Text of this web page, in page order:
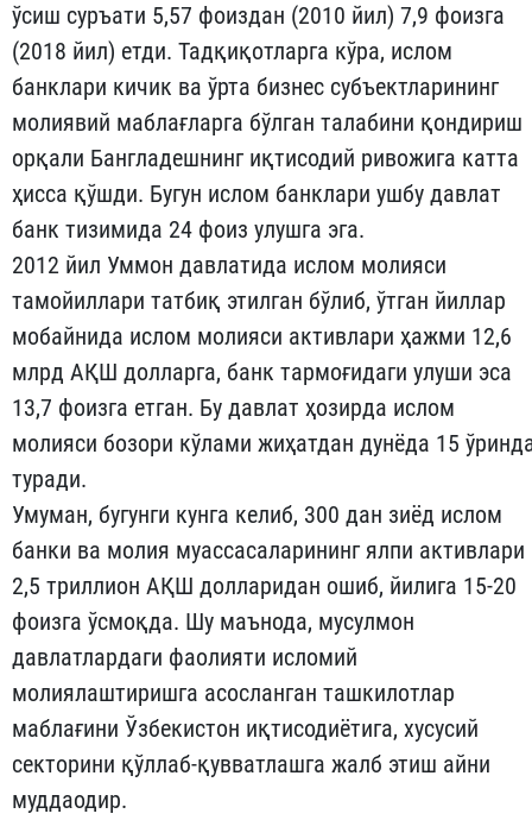
ўсиш суръати 5,57 фоиздан (2010 йил) 7,9 фоизга
(2018 йил) етди. Тадқиқотларга кўра, ислом
банклари кичик ва ўрта бизнес субъектларининг
молиявий маблағларга бўлган талабини қондириш
орқали Бангладешнинг иқтисодий ривожига катта
ҳисса қўшди. Бугун ислом банклари ушбу давлат
банк тизимида 24 фоиз улушга эга.
2012 йил Уммон давлатида ислом молияси
тамойиллари татбиқ этилган бўлиб, ўтган йиллар
мобайнида ислом молияси активлари ҳажми 12,6
млрд АҚШ долларга, банк тармоғидаги улуши эса
13,7 фоизга етган. Бу давлат ҳозирда ислом
молияси бозори кўлами жиҳатдан дунёда 15
туради.
Умуман, бугунги кунга келиб, 300 дан зиёд ислом
банки ва молия муассасаларининг ялпи активлари
2,5 триллион АҚШ долларидан ошиб, йилига 15-20
фоизга ўсмоқда. Шу маънода, мусулмон
давлатлардаги фаолияти исломий
молиялаштиришга асосланган ташкилотлар
маблағини Ўзбекистон иқтисодиётига, хусусий
секторини қўллаб-қувватлашга жалб этиш айни
муддаодир.